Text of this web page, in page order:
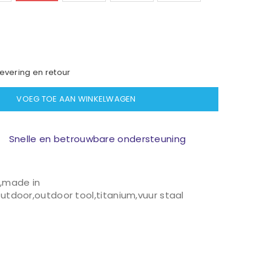
en retour
VOEG TOE AAN WINKELWAGEN
Snelle en betrouwbare ondersteuning
,made in
,outdoor tool,titanium,vuur staal